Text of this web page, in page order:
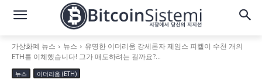
가상화폐 뉴스 뉴스
유명한 이더리움 강세론자 제임스 피켈이 수천 개의
ETH를 이체했습니다! 그가 매도하려는 걸까요?...
뉴스 이더리움 (ETH)